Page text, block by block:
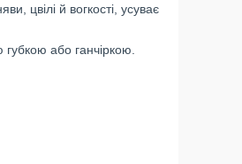
цвілі й вогкості, усуває
або ганчіркою.